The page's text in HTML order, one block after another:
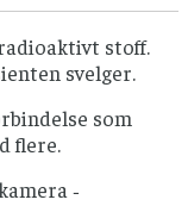
stoff.
svelger.
som
flere.
‐